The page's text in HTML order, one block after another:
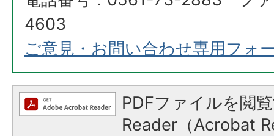
4603
ご意見・お問い合わせ専用フォ
PDFファイルを閲
Reader（Acrobat